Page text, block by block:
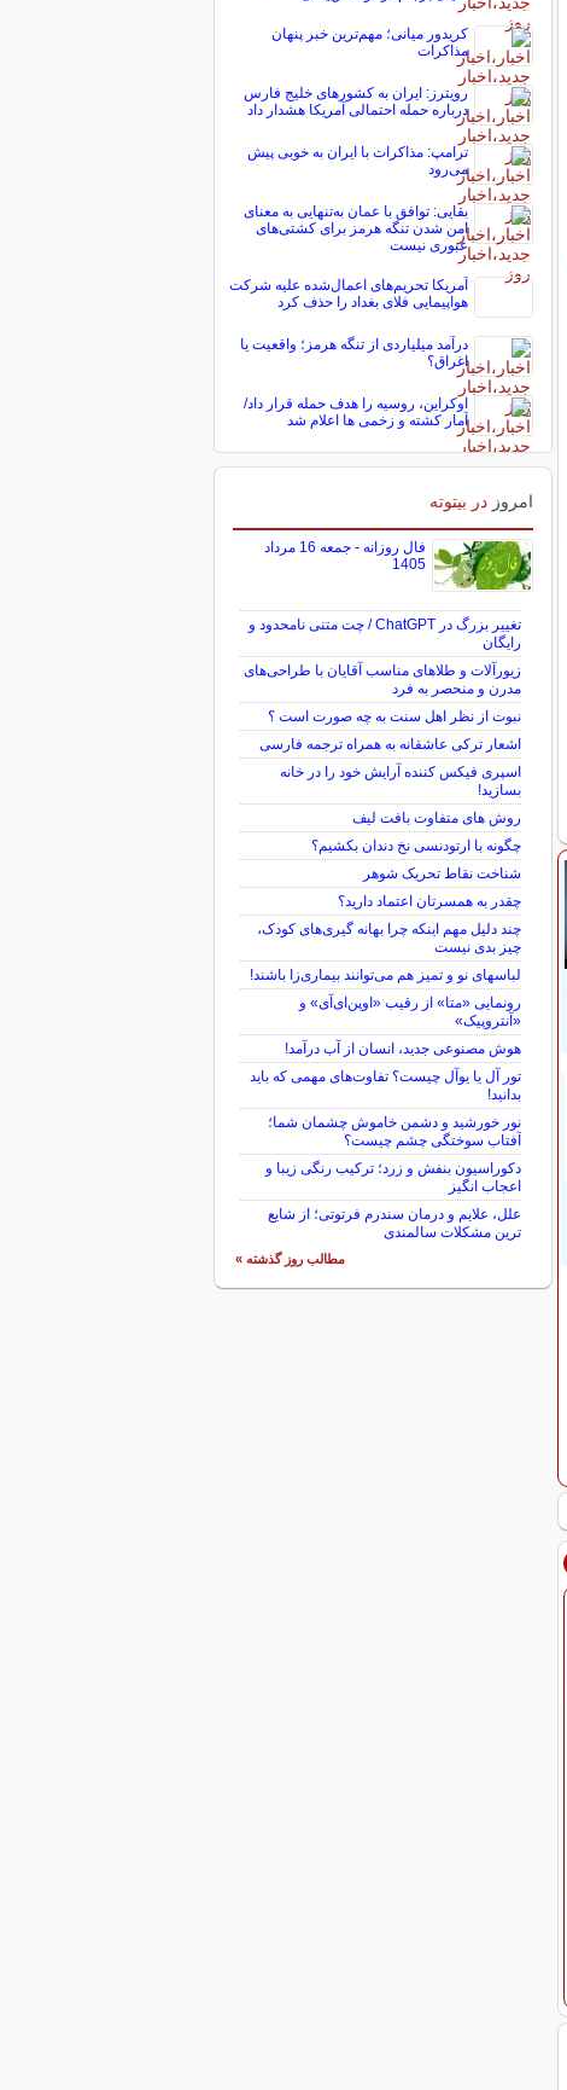
کریدور میانی؛ مهم‌ترین خبر پنهان
مذاکرات
رویترز: ایران به کشورهای خلیج فارس
درباره حمله احتمالی آمریکا هشدار داد
ترامپ: مذاکرات با ایران به خوبی پیش
می‌رود
بقایی: توافق با عمان به‌تنهایی به معنای
امن شدن تنگه هرمز برای کشتی‌های
عبوری نیست
آمریکا تحریم‌های اعمال‌شده علیه شرکت
هواپیمایی فلای بغداد را حذف کرد
درآمد میلیاردی از تنگه هرمز؛ واقعیت یا
اغراق؟
اوکراین، روسیه را هدف حمله قرار داد/
آمار کشته و زخمی ها اعلام شد
امروز در بیتوته
فال روزانه - جمعه 16 مرداد
1405
تغییر بزرگ در ChatGPT / چت متنی نامحدود و
رایگان
زیورآلات و طلاهای مناسب آقایان با طراحی‌های
مدرن و منحصر به فرد
نبوت از نظر اهل سنت به چه صورت است ؟
اشعار ترکی عاشقانه به همراه ترجمه فارسی
اسپری فیکس کننده آرایش خود را در خانه
بسازید!
روش های متفاوت بافت لیف
چگونه با ارتودنسی نخ دندان بکشیم؟
شناخت نقاط تحریک شوهر
چقدر به همسرتان اعتماد دارید؟
چند دلیل مهم اینکه چرا بهانه گیری‌های کودک،
چیز بدی نیست
لباس‎های نو و تمیز هم می‌توانند بیماری‌زا باشند!
رونمایی «متا» از رقیب «اوپن‌ای‌آی» و
«آنتروپیک»
هوش مصنوعی جدید، انسان از آب درآمد!
تور آل یا یوآل چیست؟ تفاوت‌های مهمی که باید
بدانید!
نور خورشید و دشمن خاموش چشمان شما؛
آفتاب سوختگی چشم چیست؟
دکوراسیون بنفش و زرد؛ ترکیب رنگی زیبا و
اعجاب انگیز
علل، علایم و درمان سندرم فرتوتی؛ از شایع
ترین مشکلات سالمندی
مطالب روز گذشته »